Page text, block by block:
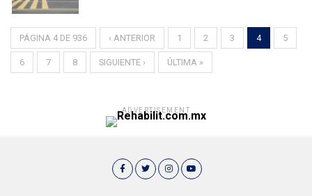
PÁGINA 4 DE 936 ‹ ANTERIOR 1 2 3 4 5
6 7 8 SIGUIENTE › ÚLTIMA »
ADVERTISEMENT